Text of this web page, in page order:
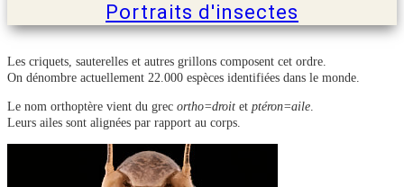
Portraits d'insectes
Les criquets, sauterelles et autres grillons composent cet ordre.
On dénombre actuellement 22.000 espèces identifiées dans le monde.
Le nom orthoptère vient du grec ortho=droit et ptéron=aile.
Leurs ailes sont alignées par rapport au corps.